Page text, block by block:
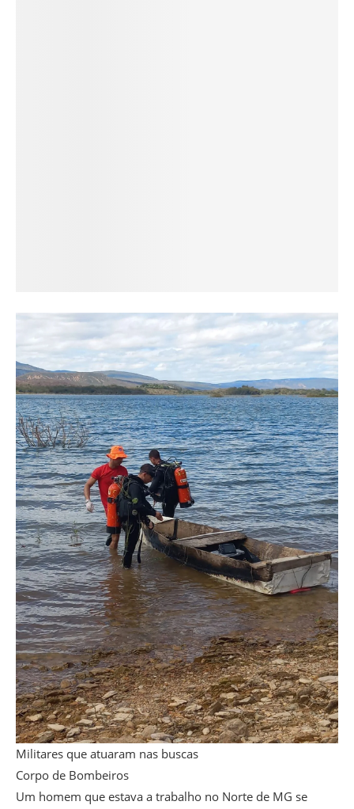
Militares que atuaram nas buscas
Corpo de Bombeiros
Um homem que estava a trabalho no Norte de MG se